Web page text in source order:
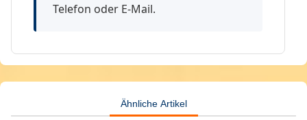
Telefon oder E-Mail.
Ähnliche Artikel